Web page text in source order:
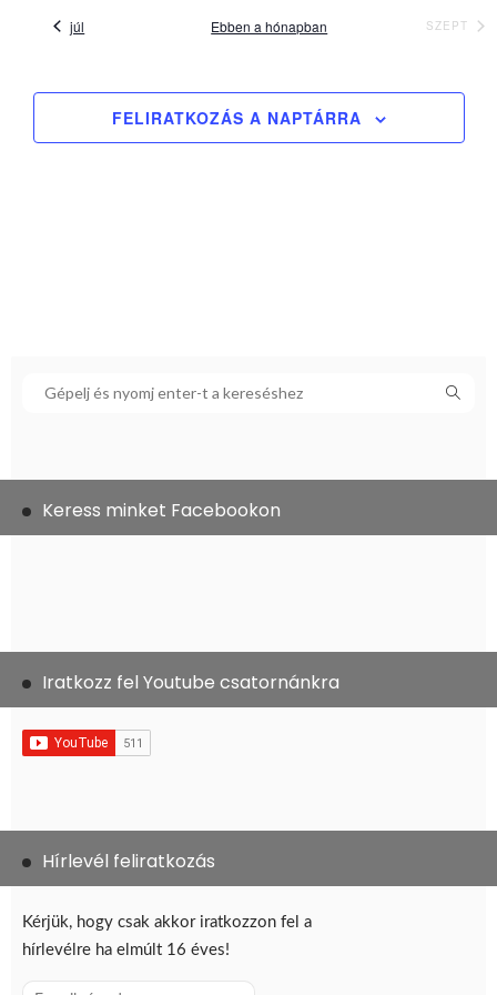
júl Ebben a hónapban SZEPT
FELIRATKOZÁS A NAPTÁRRA
Keress minket Facebookon
Iratkozz fel Youtube csatornánkra
Hírlevél feliratkozás